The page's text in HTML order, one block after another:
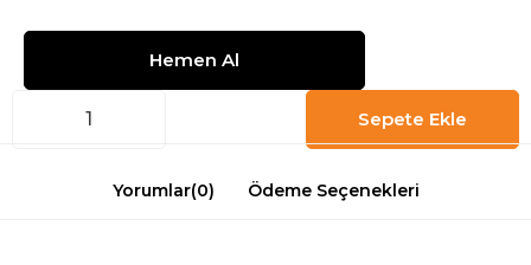
Yorumlar(0) Ödeme Seçenekleri